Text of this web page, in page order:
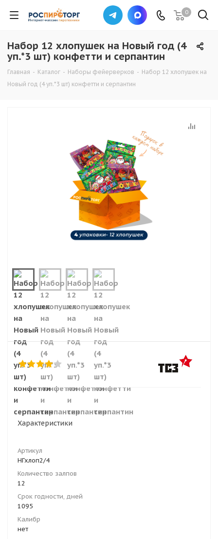
0
Набор 12 хлопушек на Новый год (4
уп.*3 шт) конфетти и серпантин
Главная - Каталог - Наборы фейерверков - Набор 12 хлопушек на
Новый год (4 уп.*3 шт) конфетти и серпантин
Характеристики
Артикул
НГхлоп2/4
Количество залпов
12
Срок годности, дней
1095
Калибр
нет